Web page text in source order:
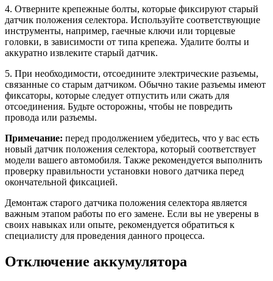
4. Отверните крепежные болты, которые фиксируют старый
датчик положения селектора. Используйте соответствующие
инструменты, например, гаечные ключи или торцевые
головки, в зависимости от типа крепежа. Удалите болты и
аккуратно извлеките старый датчик.
5. При необходимости, отсоедините электрические разъемы,
связанные со старым датчиком. Обычно такие разъемы имеют
фиксаторы, которые следует отпустить или сжать для
отсоединения. Будьте осторожны, чтобы не повредить
провода или разъемы.
Примечание: перед продолжением убедитесь, что у вас есть
новый датчик положения селектора, который соответствует
модели вашего автомобиля. Также рекомендуется выполнить
проверку правильности установки нового датчика перед
окончательной фиксацией.
Демонтаж старого датчика положения селектора является
важным этапом работы по его замене. Если вы не уверены в
своих навыках или опыте, рекомендуется обратиться к
специалисту для проведения данного процесса.
Отключение аккумулятора